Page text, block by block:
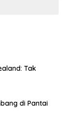
Tak
di Pantai